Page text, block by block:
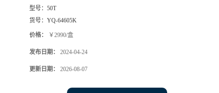
型号： 50T
货号： YQ-64605K
价格： ￥2990/盒
发布日期： 2024-04-24
更新日期： 2026-08-07